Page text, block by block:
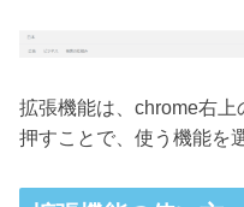
拡張機能は、chrome右
押すことで、使う機能を